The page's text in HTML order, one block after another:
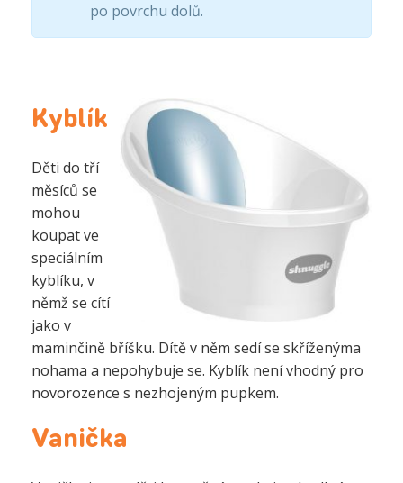
po povrchu dolů.
Kyblík
Děti do tří
měsíců se
mohou
koupat ve
speciálním
kyblíku, v
němž se cítí
jako v
maminčině bříšku. Dítě v něm sedí se skříženýma
nohama a nepohybuje se. Kyblík není vhodný pro
novorozence s nezhojeným pupkem.
Vanička